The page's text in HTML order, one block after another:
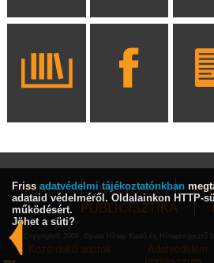
HÍREK KULTÚRA
PUBLICISZTIKA
Copyright© 2009, Gyulai Hírlap Kiadó és Hírlapterjesztő
Közérdekű adatok Adatvédelem
Friss adatvédelmi tájékoztatónkban
adataid védelméről. Oldalainkon HTTP-
működésért.
Jöhet a süti?